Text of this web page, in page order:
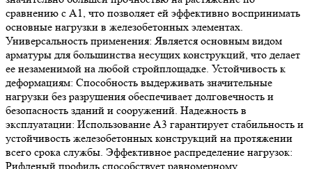
сравнению с А1, что позволяет ей эффективно воспринимать
основные нагрузки в железобетонных элементах.
Универсальность применения: Является основным видом
арматуры для большинства несущих конструкций, что делает
ее незаменимой на любой стройплощадке. Устойчивость к
деформациям: Способность выдерживать значительные
нагрузки без разрушения обеспечивает долговечность и
безопасность зданий и сооружений. Надежность в
эксплуатации: Использование А3 гарантирует стабильность и
устойчивость железобетонных конструкций на протяжении
всего срока службы. Эффективное распределение нагрузок:
Рифленый профиль способствует равномерному